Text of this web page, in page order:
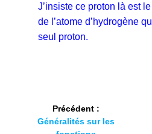
J’insiste ce proton là est
de l’atome d’hydrogène
seul proton.
Précédent :
Généralités sur les